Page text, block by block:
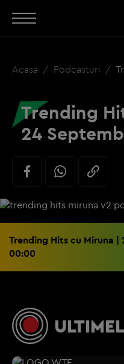
Acasa Podcasturi
Trending
24
Trending Hits cu Miruna |
00:00